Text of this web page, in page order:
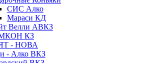
СИС Алко
Мараси КД
Велли АВКЗ
КЗ
- НОВА
- Алко ВКЗ